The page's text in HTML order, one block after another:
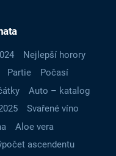
Nejlepší horory
Partie
Počasí
Auto – katalog
Svařené víno
Aloe vera
ascendentu